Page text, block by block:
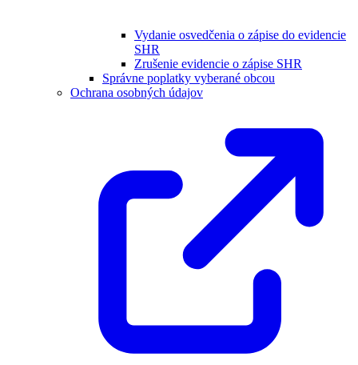
Vydanie osvedčenia o zápise do evidencie
SHR
Zrušenie evidencie o zápise SHR
Správne poplatky vyberané obcou
Ochrana osobných údajov